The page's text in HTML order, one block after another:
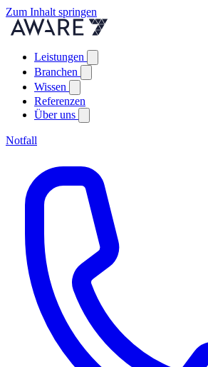
Zum Inhalt springen
Leistungen
Branchen
Wissen
Referenzen
Über uns
Notfall